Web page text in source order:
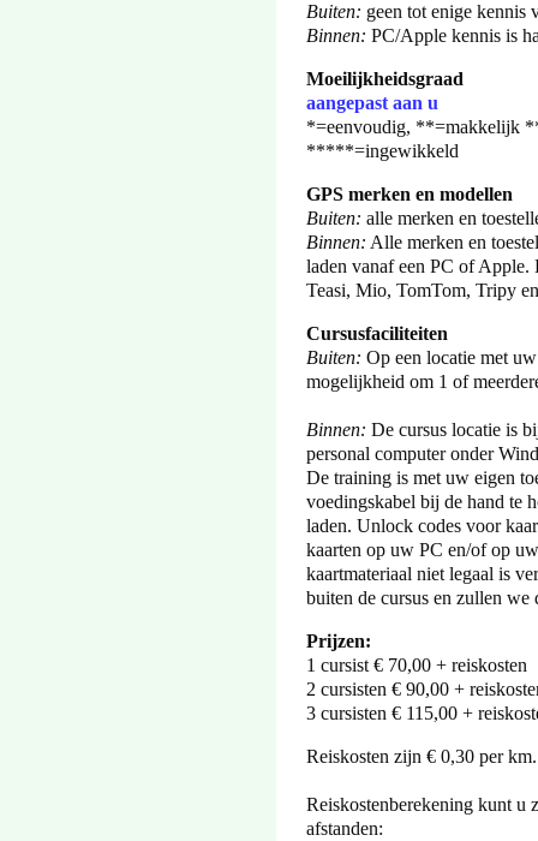
Buiten: geen tot enige kennis
Binnen: PC/Apple kennis is
Moeilijkheidsgraad
aangepast aan u
*=eenvoudig, **=makkelijk
*****=ingewikkeld
GPS merken en modellen
Buiten: alle merken en
Binnen: Alle merken en
laden vanaf een PC of
Teasi, Mio, TomTom, Tripy
Cursusfaciliteiten
Buiten: Op een locatie met
mogelijkheid om 1 of
Binnen: De cursus locatie is
personal computer onder
De training is met uw eigen
voedingskabel bij de hand te
laden. Unlock codes voor
kaarten op uw PC en/of op
kaartmateriaal niet legaal is
buiten de cursus en zullen we
Prijzen:
1 cursist € 70,00 + reiskosten
2 cursisten € 90,00 +
3 cursisten € 115,00 +
Reiskosten zijn € 0,30 per km.
Reiskostenberekening kunt u
afstanden: